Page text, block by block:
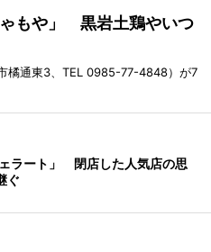
もや」 黒岩土鶏やいつ
橘通東3、TEL 0985-77-4848）が7
ラート」 閉店した人気店の思
ぐ